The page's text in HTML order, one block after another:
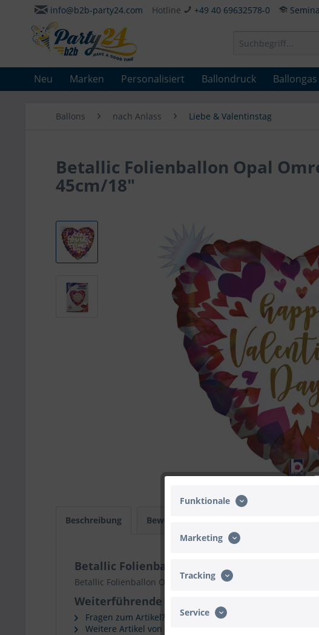
info@b2b-party24.com Hotline +49 40 69632578-0
Neu Marken Personalisiert Ballondruck Ballongas
Ballons nach Anlass Liebe & Valentinstag
Betallic Folienballon Opal
45cm/18"
Beschreibung Bewertungen
Betallic Folienballon Opal Omre "Happy
Betallic Folienballon Opal Omre "Happy Valentine's Day"
Weiterführende Links zu "Betallic
Fragen zum Artikel?
Weitere Artikel von Betallic
Funktionale
Marketing
Tracking
Service